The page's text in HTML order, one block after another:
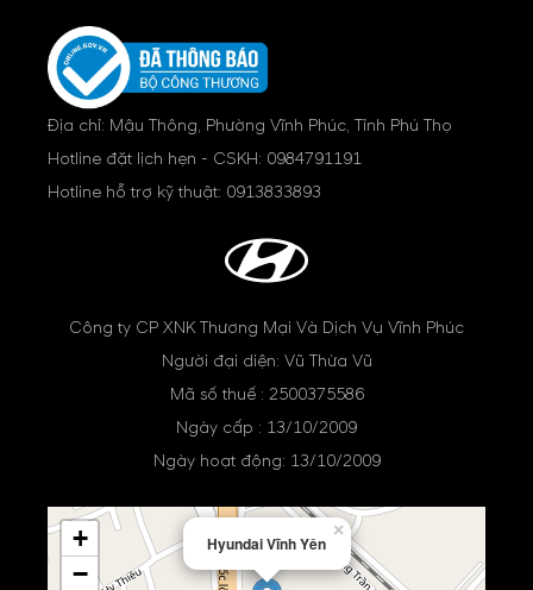
Địa chỉ: Mậu Thông, Phường Vĩnh Phúc, Tỉnh Phú Thọ
Hotline đặt lịch hẹn - CSKH: 0984791191
Hotline hỗ trợ kỹ thuật: 0913833893
Công ty CP XNK Thương Mại Và Dịch Vụ Vĩnh Phúc
Người đại diện: Vũ Thừa Vũ
Mã số thuế : 2500375586
Ngày cấp : 13/10/2009
Ngày hoạt động: 13/10/2009
Hyundai Vĩnh Yên
×
+
−